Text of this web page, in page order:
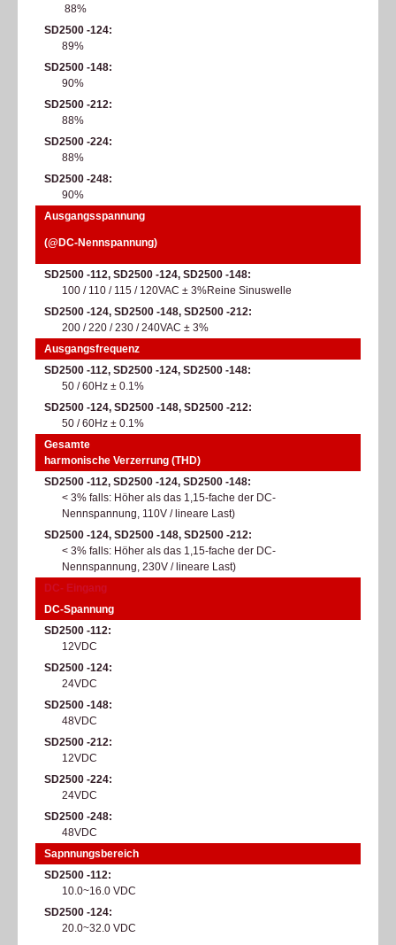
88%
SD2500 -124
89%
SD2500 -148
90%
SD2500 -212
88%
SD2500 -224
88%
SD2500 -248
90%
Ausgangsspannung
(@DC-Nennspannung)
SD2500 -112, SD2500 -124, SD2500 -148
100 / 110 / 115 / 120VAC ± 3%​Reine Sinuswelle​
SD2500 -124, SD2500 -148, SD2500 -212
200 / 220 / 230 / 240VAC ± 3%
Ausgangsfrequenz
SD2500 -112, SD2500 -124, SD2500 -148
50 / 60Hz ± 0.1%
SD2500 -124, SD2500 -148, SD2500 -212
50 / 60Hz ± 0.1%
Gesamte
harmonische Verzerrung (THD)
SD2500 -112, SD2500 -124, SD2500 -148
< 3% falls: Höher als das 1,15-fache der DC-
Nennspannung, 110V / lineare Last)​
SD2500 -124, SD2500 -148, SD2500 -212
< 3% falls: Höher als das 1,15-fache der DC-
Nennspannung, 230V / lineare Last)
DC- Eingang
DC-Spannung
SD2500 -112
12VDC
SD2500 -124
24VDC
SD2500 -148
48VDC
SD2500 -212
12VDC
SD2500 -224
24VDC
SD2500 -248
48VDC
Sapnnungsbereich
SD2500 -112
10.0~16.0 VDC
SD2500 -124
20.0~32.0 VDC